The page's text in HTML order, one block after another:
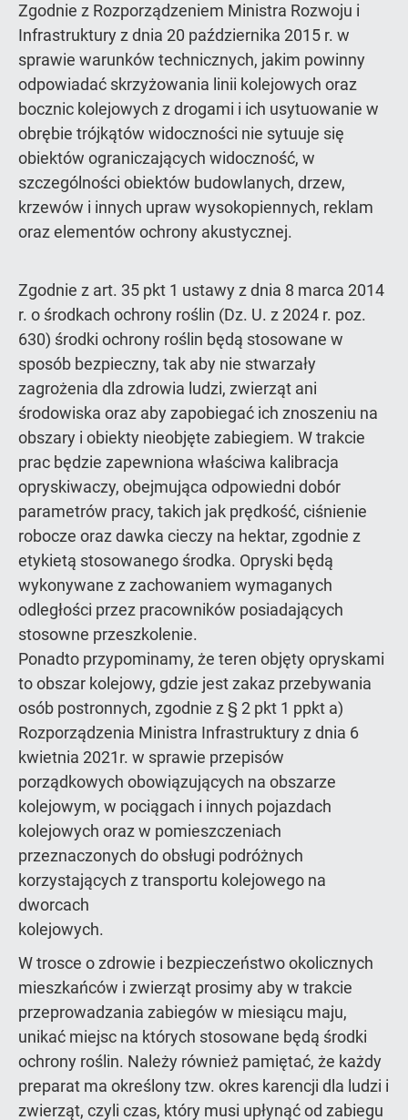
Zgodnie z Rozporządzeniem Ministra Rozwoju i
Infrastruktury z dnia 20 października 2015 r. w
sprawie warunków technicznych, jakim powinny
odpowiadać skrzyżowania linii kolejowych oraz
bocznic kolejowych z drogami i ich usytuowanie w
obrębie trójkątów widoczności nie sytuuje się
obiektów ograniczających widoczność, w
szczególności obiektów budowlanych, drzew,
krzewów i innych upraw wysokopiennych, reklam
oraz elementów ochrony akustycznej.
Zgodnie z art. 35 pkt 1 ustawy z dnia 8 marca 2014
r. o środkach ochrony roślin (Dz. U. z 2024 r. poz.
630) środki ochrony roślin będą stosowane w
sposób bezpieczny, tak aby nie stwarzały
zagrożenia dla zdrowia ludzi, zwierząt ani
środowiska oraz aby zapobiegać ich znoszeniu na
obszary i obiekty nieobjęte zabiegiem. W trakcie
prac będzie zapewniona właściwa kalibracja
opryskiwaczy, obejmująca odpowiedni dobór
parametrów pracy, takich jak prędkość, ciśnienie
robocze oraz dawka cieczy na hektar, zgodnie z
etykietą stosowanego środka. Opryski będą
wykonywane z zachowaniem wymaganych
odległości przez pracowników posiadających
stosowne przeszkolenie.
Ponadto przypominamy, że teren objęty opryskami
to obszar kolejowy, gdzie jest zakaz przebywania
osób postronnych, zgodnie z § 2 pkt 1 ppkt a)
Rozporządzenia Ministra Infrastruktury z dnia 6
kwietnia 2021r. w sprawie przepisów
porządkowych obowiązujących na obszarze
kolejowym, w pociągach i innych pojazdach
kolejowych oraz w pomieszczeniach
przeznaczonych do obsługi podróżnych
korzystających z transportu kolejowego na
dworcach
kolejowych.
W trosce o zdrowie i bezpieczeństwo okolicznych
mieszkańców i zwierząt prosimy aby w trakcie
przeprowadzania zabiegów w miesiącu maju,
unikać miejsc na których stosowane będą środki
ochrony roślin. Należy również pamiętać, że każdy
preparat ma określony tzw. okres karencji dla ludzi i
zwierząt, czyli czas, który musi upłynąć od zabiegu